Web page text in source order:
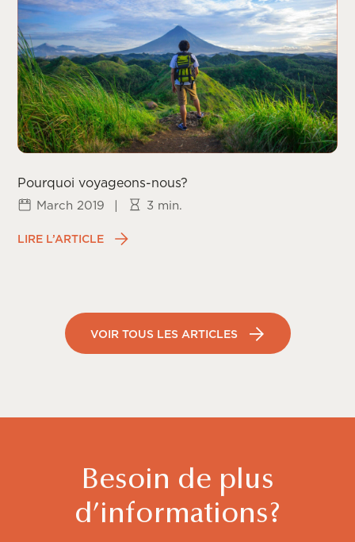
Pourquoi voyageons-nous?
March 2019 | 3 min.
LIRE L’ARTICLE
VOIR TOUS LES ARTICLES
Besoin de plus
d’informations?